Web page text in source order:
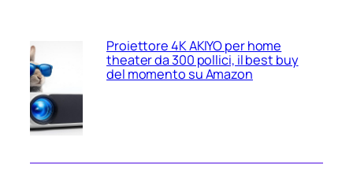
Proiettore 4K AKIYO per home
theater da 300 pollici, il best buy
del momento su Amazon